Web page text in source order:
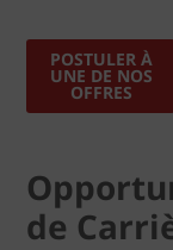
POSTULER À
UNE DE NOS
OFFRES
de